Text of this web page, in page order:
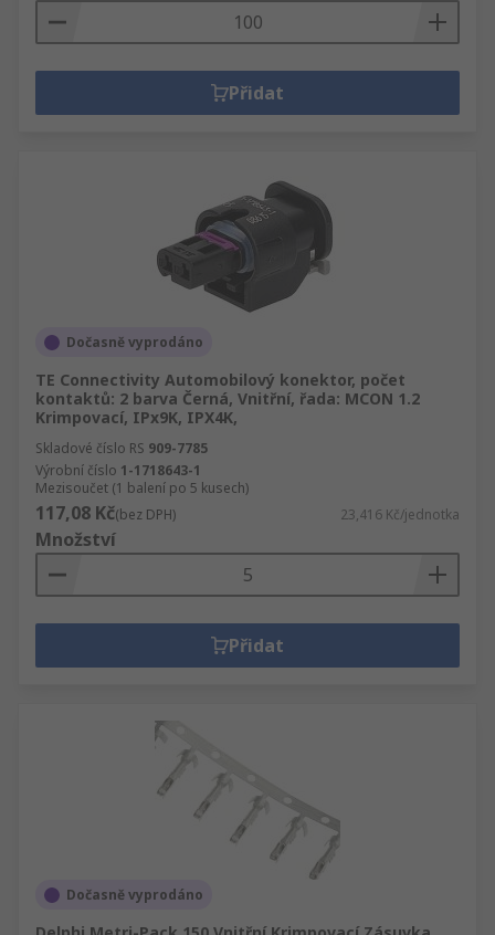
Přidat
Dočasně vyprodáno
TE Connectivity Automobilový konektor, počet
kontaktů: 2 barva Černá, Vnitřní, řada: MCON 1.2
Krimpovací, IPx9K, IPX4K,
Skladové číslo RS 909-7785
Výrobní číslo 1-1718643-1
Mezisoučet (1 balení po 5 kusech)
117,08 Kč(bez DPH) 23,416 Kč/jednotka
Množství
Přidat
Dočasně vyprodáno